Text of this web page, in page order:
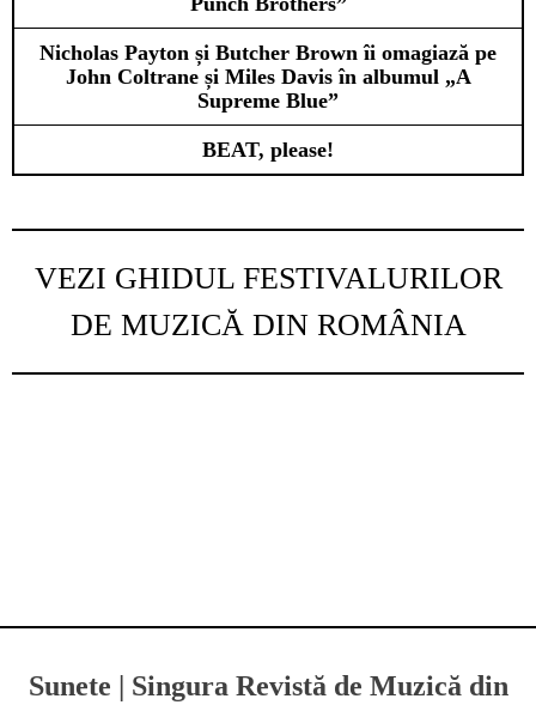
Nicholas Payton și Butcher Brown îi omagiază pe
John Coltrane și Miles Davis în albumul „A
Supreme Blue”
BEAT, please!
VEZI GHIDUL FESTIVALURILOR
DE MUZICĂ DIN ROMÂNIA
Sunete | Singura Revistă de Muzică din